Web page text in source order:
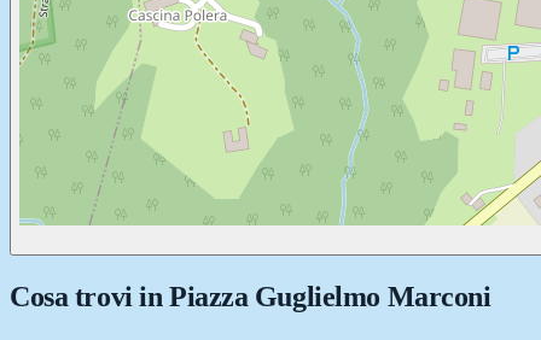
Cosa trovi in Piazza Guglielmo Marconi